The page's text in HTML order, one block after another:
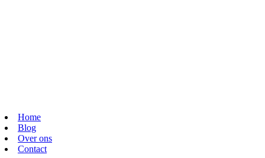
Home
Blog
Over ons
Contact